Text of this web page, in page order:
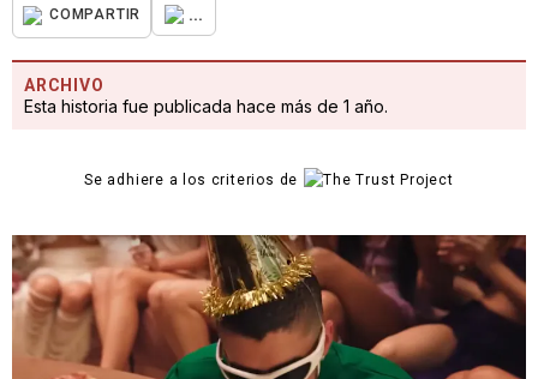
COMPARTIR ...
ARCHIVO
Esta historia fue publicada hace más de 1 año.
Se adhiere a los criterios de